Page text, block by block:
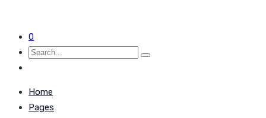
0
Home
Pages